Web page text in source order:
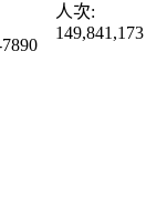
人次:
149,841,173